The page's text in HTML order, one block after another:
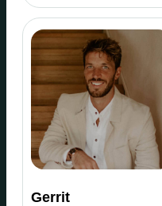
Gerrit